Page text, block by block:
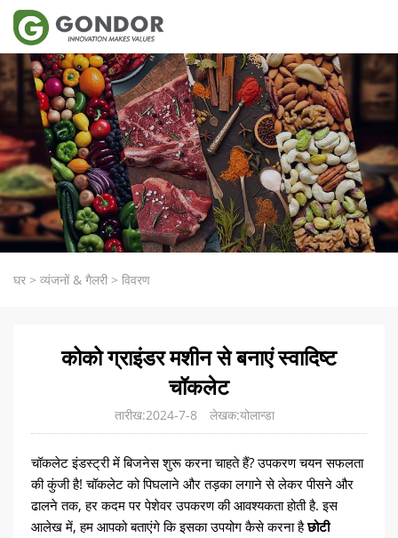
घर > व्यंजनों & गैलरी > विवरण
कोको ग्राइंडर मशीन से बनाएं स्वादिष्ट
चॉकलेट
तारीख:2024-7-8 लेखक:योलान्डा
चॉकलेट इंडस्ट्री में बिजनेस शुरू करना चाहते हैं? उपकरण चयन सफलता
की कुंजी है! चॉकलेट को पिघलाने और तड़का लगाने से लेकर पीसने और
ढालने तक, हर कदम पर पेशेवर उपकरण की आवश्यकता होती है. इस
आलेख में, हम आपको बताएंगे कि इसका उपयोग कैसे करना हैछोटी